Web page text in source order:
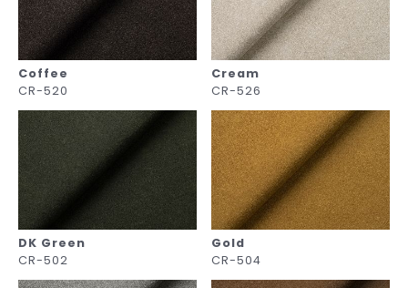
Coffee
CR-520
Cream
CR-526
DK Green
CR-502
Gold
CR-504